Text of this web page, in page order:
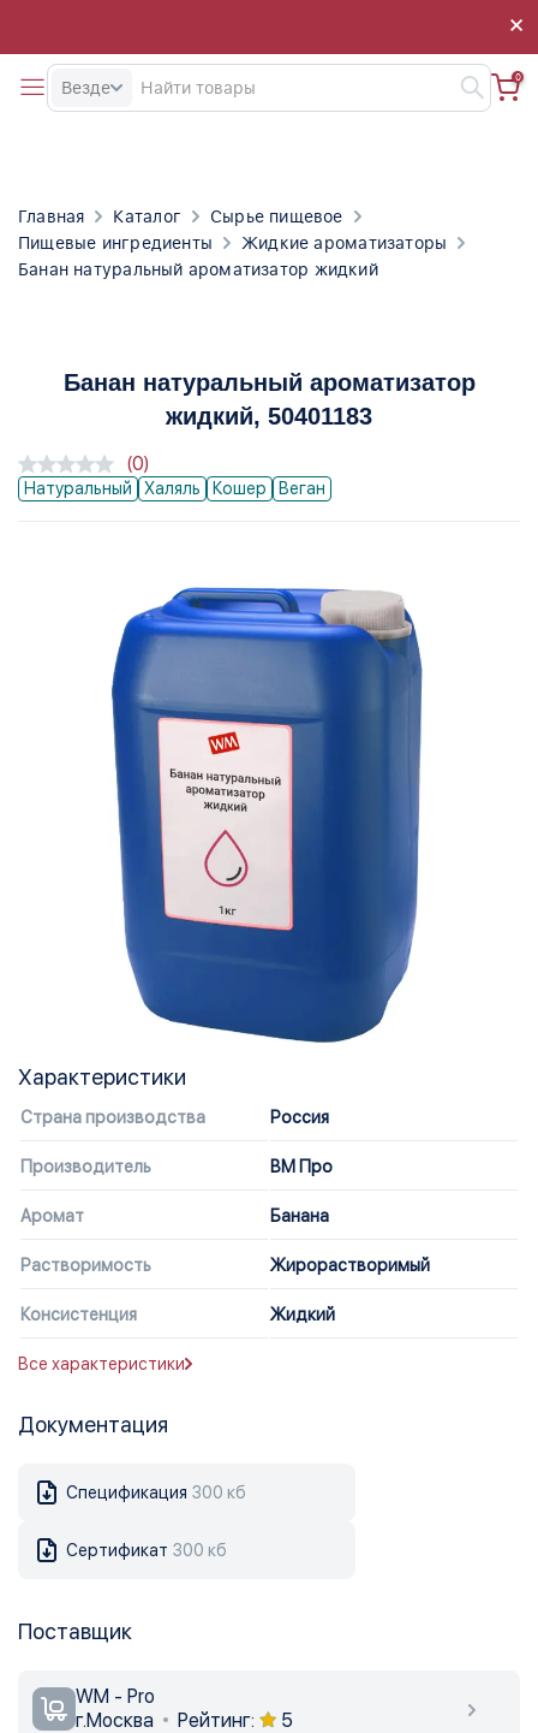
×
×
Везде
0
Главная Каталог
Сырье пищевое
Пищевые ингредиенты
Жидкие ароматизаторы
Банан натуральный ароматизатор жидкий
Банан натуральный ароматизатор
жидкий, 50401183
Натуральный Халяль Кошер Веган
(0)
Характеристики
Страна производства Россия
Производитель ВМ Про
Аромат Банана
Растворимость Жирорастворимый
Консистенция Жидкий
Все характеристики
Документация
Спецификация 300 кб
Сертификат 300 кб
Поставщик
WM - Pro
г.Москва
Рейтинг: 5